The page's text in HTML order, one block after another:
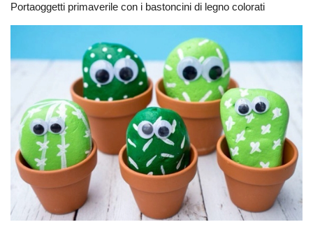
Portaoggetti primaverile con i bastoncini di legno colorati